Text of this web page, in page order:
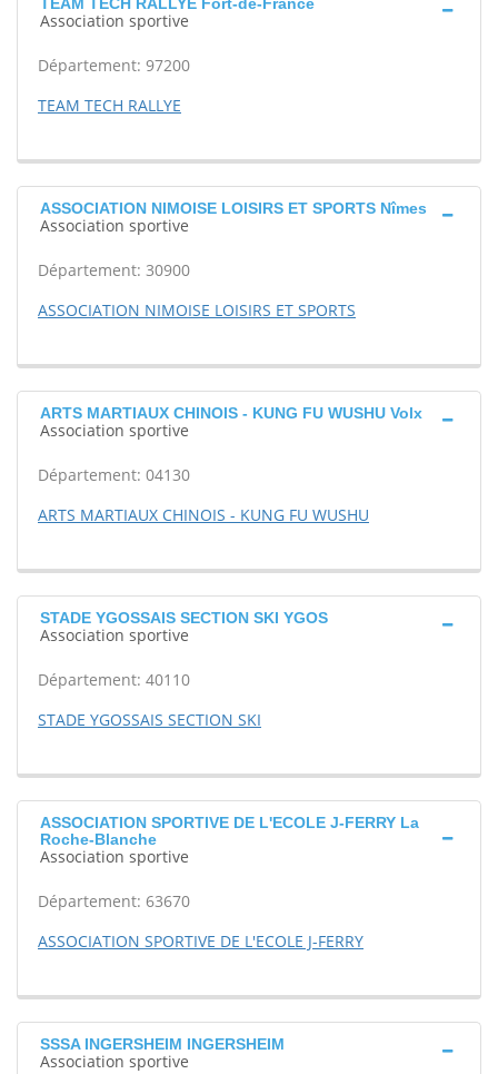
Association sportive
Département: 97200
TEAM TECH RALLYE
ASSOCIATION NIMOISE LOISIRS ET SPORTS Nîmes
Association sportive
Département: 30900
ASSOCIATION NIMOISE LOISIRS ET SPORTS
ARTS MARTIAUX CHINOIS - KUNG FU WUSHU Volx
Association sportive
Département: 04130
ARTS MARTIAUX CHINOIS - KUNG FU WUSHU
STADE YGOSSAIS SECTION SKI YGOS
Association sportive
Département: 40110
STADE YGOSSAIS SECTION SKI
ASSOCIATION SPORTIVE DE L'ECOLE J-FERRY La
Roche-Blanche
Association sportive
Département: 63670
ASSOCIATION SPORTIVE DE L'ECOLE J-FERRY
SSSA INGERSHEIM INGERSHEIM
Association sportive